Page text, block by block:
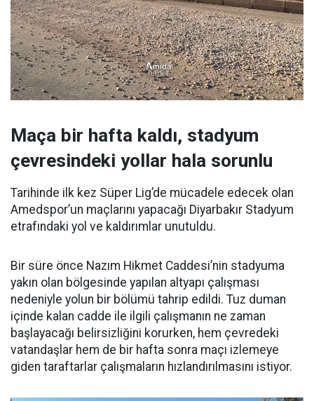
Maça bir hafta kaldı, stadyum
çevresindeki yollar hala sorunlu
Tarihinde ilk kez Süper Lig’de mücadele edecek olan
Amedspor’un maçlarını yapacağı Diyarbakır Stadyum
etrafındaki yol ve kaldırımlar unutuldu.
Bir süre önce Nazım Hikmet Caddesi’nin stadyuma
yakın olan bölgesinde yapılan altyapı çalışması
nedeniyle yolun bir bölümü tahrip edildi. Tuz duman
içinde kalan cadde ile ilgili çalışmanın ne zaman
başlayacağı belirsizliğini korurken, hem çevredeki
vatandaşlar hem de bir hafta sonra maçı izlemeye
giden taraftarlar çalışmaların hızlandırılmasını istiyor.